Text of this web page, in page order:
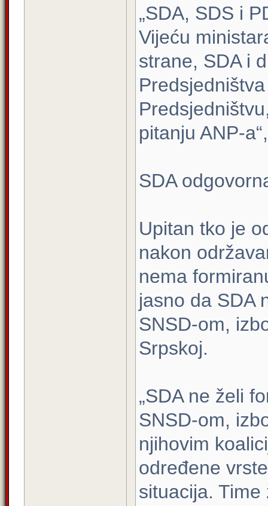
„SDA, SDS i
Vijeću
strane, SDA i
pitanju ANP-
SDA
Upitan tko je
nakon
nema
jasno da SDA
SNSD-om,
Srpskoj.
„SDA ne želi
SNSD-om,
njihovim
određene
situacija.